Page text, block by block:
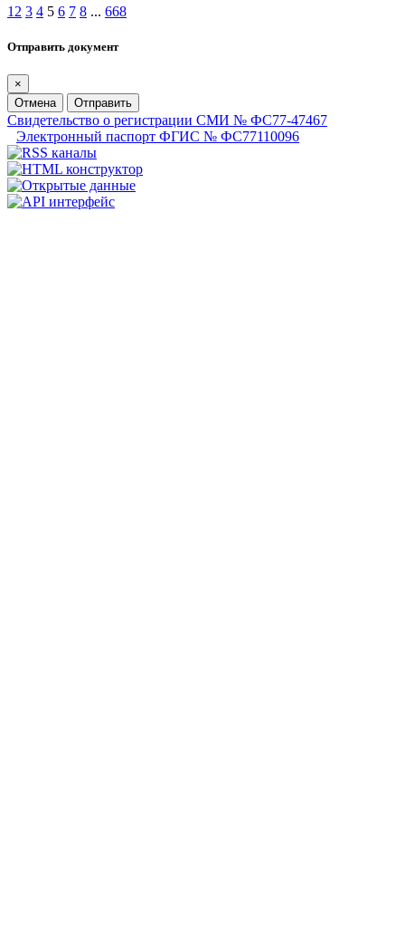
1 2 3 4 5 6 7 8 ... 668
Отправить документ
×
Отмена
Отправить
Свидетельство о регистрации СМИ № ФС77-47467
Электронный паспорт ФГИС № ФС77110096